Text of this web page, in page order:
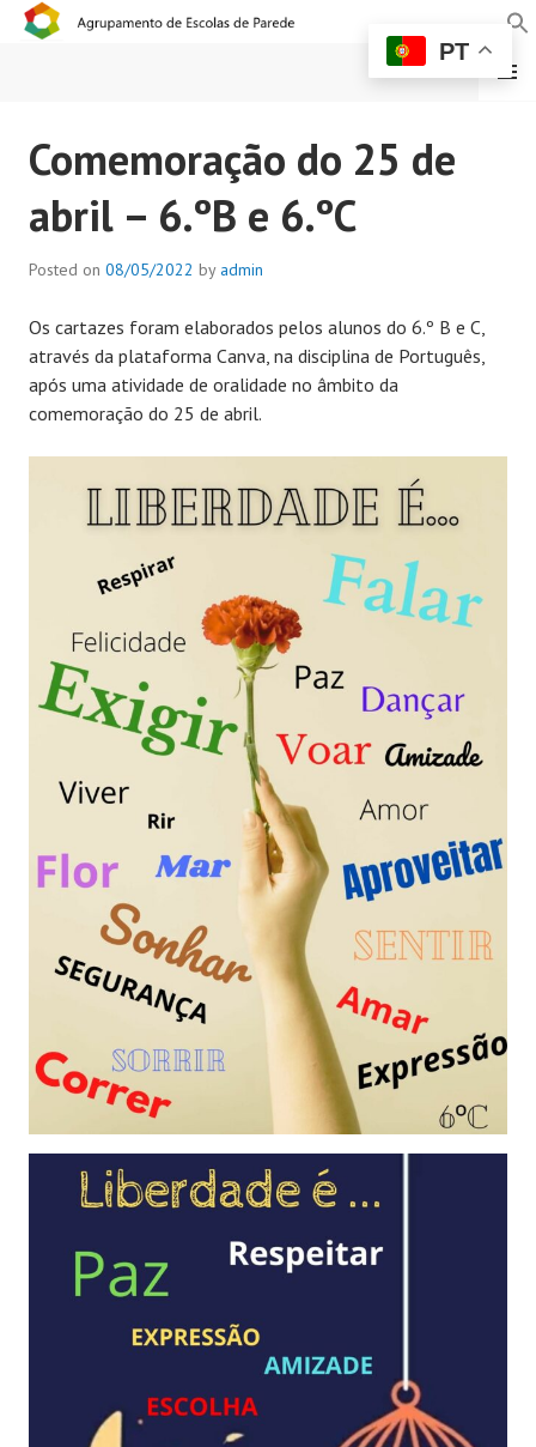
AGRUPAMENTO DE
ESCOLAS DE PAREDE
MENU
Comemoração do 25 de
abril – 6.ºB e 6.ºC
Posted on 08/05/2022 by admin
Os cartazes foram elaborados pelos alunos do 6.º B e C,
através da plataforma Canva, na disciplina de Português,
após uma atividade de oralidade no âmbito da
comemoração do 25 de abril.
PT